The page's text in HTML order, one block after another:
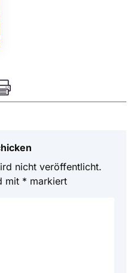
nicht veröffentlicht.
mit * markiert